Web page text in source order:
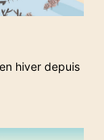
hiver depuis